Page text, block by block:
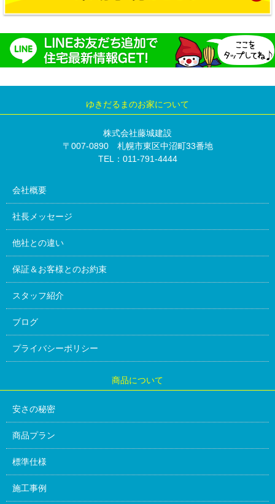
ゆきだるまのお家について
株式会社藤城建設
〒007-0890 札幌市東区中沼町33番地
TEL：011-791-4444
会社概要
社長メッセージ
他社との違い
保証＆お客様とのお約束
スタッフ紹介
ブログ
プライバシーポリシー
商品について
安さの秘密
商品プラン
標準仕様
施工事例